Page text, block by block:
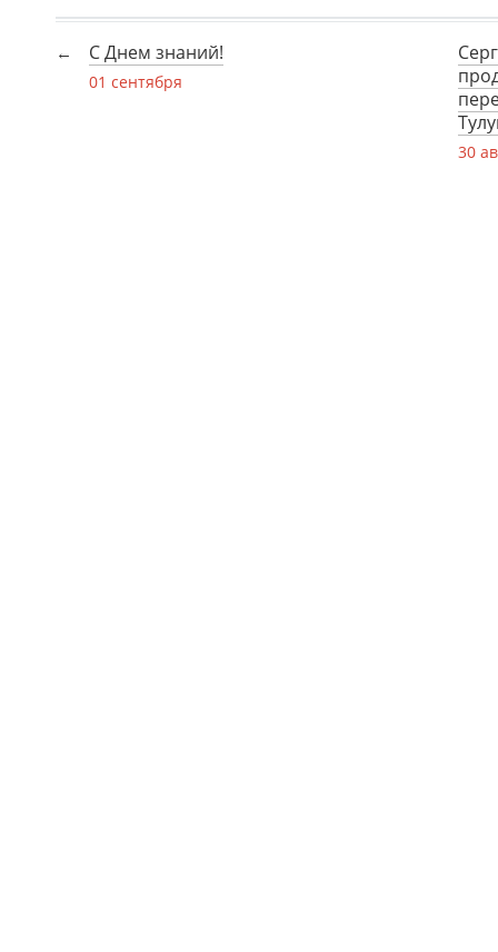
С Днем знаний!
01 сентября
30